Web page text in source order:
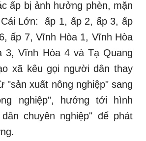
ấp bị ảnh hưởng phèn, mặn
Lớn: ấp 1, ấp 2, ấp 3, ấp
ấp 7, Vĩnh Hòa 1, Vĩnh Hòa
3, Vĩnh Hòa 4 và Tạ Quang
xã kêu gọi người dân thay
"sản xuất nông nghiệp" sang
nghiệp", hướng tới hình
chuyên nghiệp" để phát